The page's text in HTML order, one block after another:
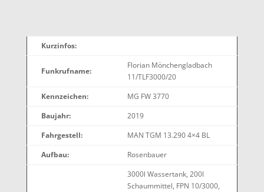
Kurzinfos:
Funkrufname:
Florian Mönchengladbach
11/TLF3000/20
Kennzeichen:
MG FW 3770
Baujahr:
2019
Fahrgestell:
MAN TGM 13.290 4×4 BL
Aufbau:
Rosenbauer
3000l Wassertank, 200l
Schaummittel, FPN 10/3000,